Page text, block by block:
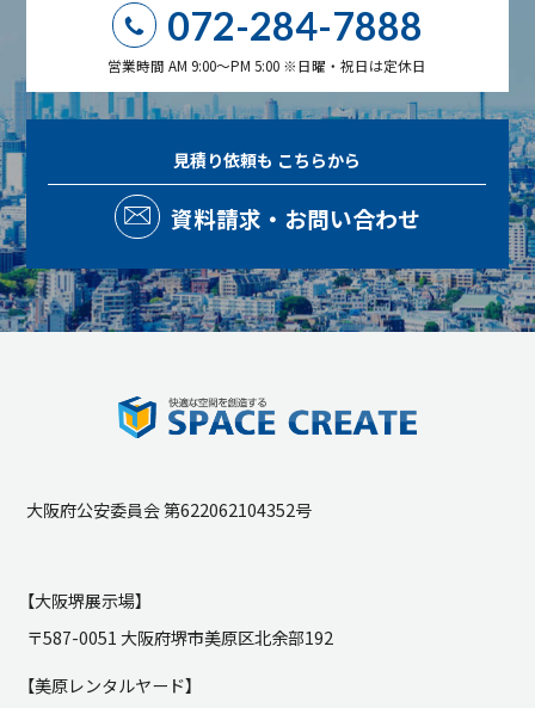
072-284-7888
営業時間 AM 9:00～PM 5:00 ※日曜・祝日は定休日
見積り依頼も こちらから
資料請求・お問い合わせ
大阪府公安委員会 第622062104352号
【大阪堺展示場】
〒587-0051 大阪府堺市美原区北余部192
【美原レンタルヤード】